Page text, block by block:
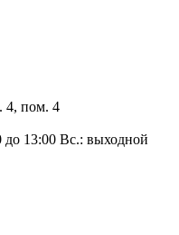
4, пом. 4
13:00 Вс.: выходной